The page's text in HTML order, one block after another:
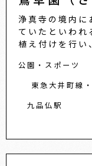
浄真寺の境内に
ていたといわれ
植え付けを行い
公園・スポーツ
東急大井町線
九品仏駅